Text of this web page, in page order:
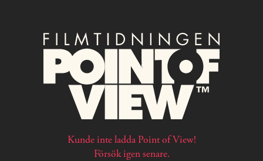
Kunde inte ladda Point of View!
Försök igen senare.